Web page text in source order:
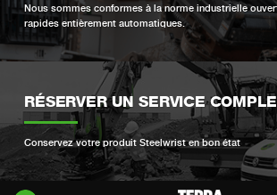
Nous sommes conformes à la norme industrielle
rapides entièrement automatiques.
RÉSERVER UN SERVICE
Conservez votre produit Steelwrist en bon état